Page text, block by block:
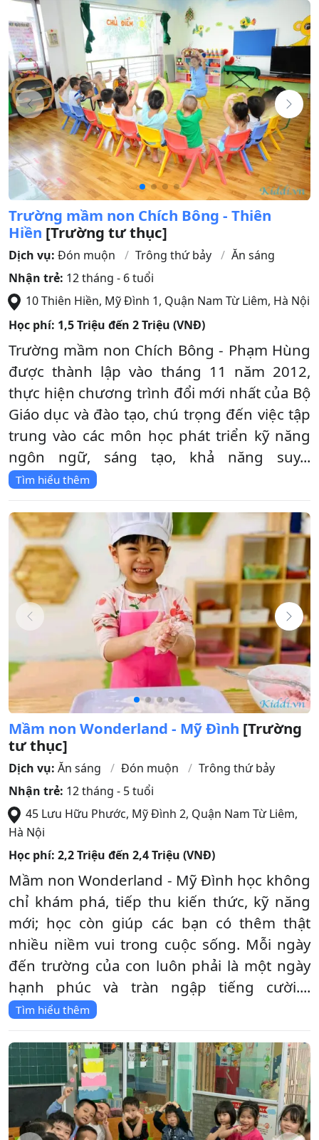
Trường mầm non Chích Bông - Thiên
Hiền [Trường tư thục]
Dịch vụ: Đón muộn Trông thứ bảy
Ăn sáng
Nhận trẻ: 12 tháng - 6 tuổi
10 Thiên Hiền, Mỹ Đình 1, Quận Nam Từ Liêm, Hà Nội
Học phí: 1,5 Triệu đến 2 Triệu (VNĐ)
Trường mầm non Chích Bông - Phạm Hùng
được thành lập vào tháng 11 năm 2012,
thực hiện chương trình đổi mới nhất của Bộ
Giáo dục và đào tạo, chú trọng đến việc tập
trung vào các môn học phát triển kỹ năng
ngôn ngữ, sáng tạo, khả năng suy...
Tìm hiểu thêm
Mầm non Wonderland - Mỹ Đình [Trường
tư thục]
Dịch vụ: Ăn sáng Đón muộn
Trông thứ bảy
Nhận trẻ: 12 tháng - 5 tuổi
45 Lưu Hữu Phước, Mỹ Đình 2, Quận Nam Từ Liêm,
Hà Nội
Học phí: 2,2 Triệu đến 2,4 Triệu (VNĐ)
Mầm non Wonderland - Mỹ Đình học không
chỉ khám phá, tiếp thu kiến thức, kỹ năng
mới; học còn giúp các bạn có thêm thật
nhiều niềm vui trong cuộc sống. Mỗi ngày
đến trường của con luôn phải là một ngày
hạnh phúc và tràn ngập tiếng cười....
Tìm hiểu thêm